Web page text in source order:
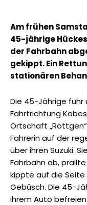
Am frühen
45-jährige
der Fahrbahn
gekippt. Ein
stationären
Die 45-Jährige fuhr
Fahrtrichtung
Ortschaft
Fahrerin auf der
über ihren Suzuki.
Fahrbahn ab,
kippte auf die
Gebüsch. Die 45-
ihrem Auto